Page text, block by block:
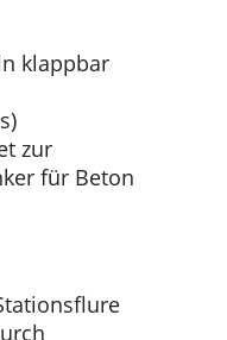
klappbar
zur
für Beton